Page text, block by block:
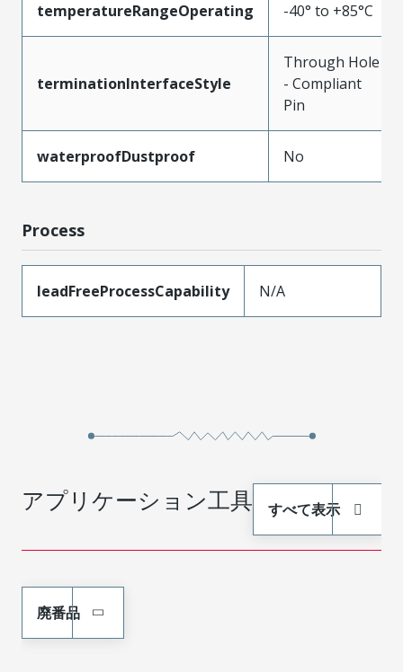
temperatureRangeOperating -40° to +85°C
terminationInterfaceStyle
Through Hole
- Compliant
Pin
waterproofDustproof No
Process
leadFreeProcessCapability N/A
アプリケーション工具 すべて表示
廃番品